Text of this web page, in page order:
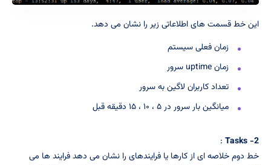
این خط قسمت های اطلاعاتی زیر را نشان می دهد.
زمان فعلی سیستم
زمان uptime سرور
تعداد کاربران لاگین به سرور
میانگین بار سرور در ۵ ، ۱۰ ، ۱۵ دقیقه قبل
2- Tasks
:
خط دوم خلاصه ای از کارها یا فرایندهای را نشان می دهد فرایند ها می